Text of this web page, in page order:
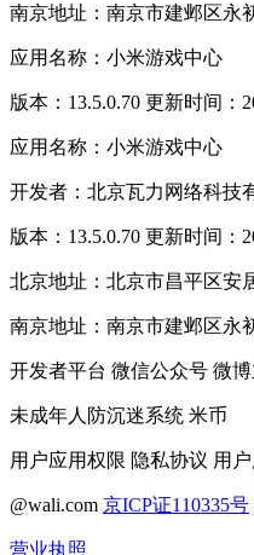
南京地址：南京市建邺区永
应用名称：小米游戏中心
版本：13.5.0.70 更新时间：
应用名称：小米游戏中心
开发者：北京瓦力网络科技
版本：13.5.0.70 更新时间：
北京地址：北京市昌平区安
南京地址：南京市建邺区永
开发者平台 微信公众号 微
未成年人防沉迷系统 米币
用户应用权限 隐私协议 用
@wali.com 京ICP证110335号
营业执照